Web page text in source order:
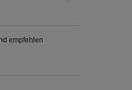
empfehlen